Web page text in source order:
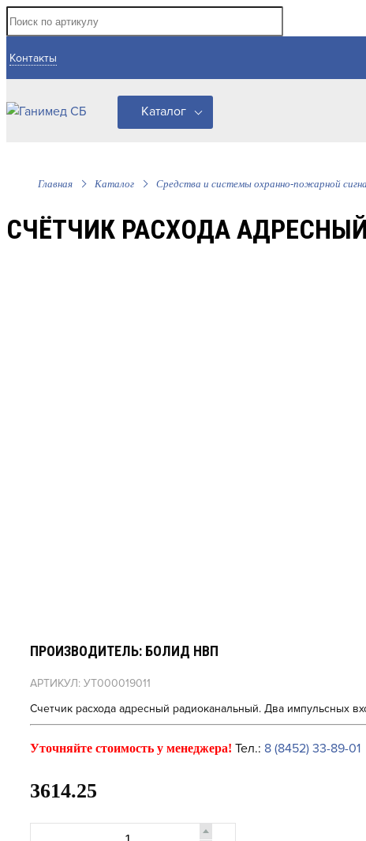
Контакты
Каталог
Главная Каталог Средства и системы охранно-пожарной
СЧЁТЧИК РАСХОДА
ПРОИЗВОДИТЕЛЬ: БОЛИД НВП
АРТИКУЛ: УТ000019011
Счетчик расхода адресный радиоканальный. Два импульсных
Уточняйте стоимость у менеджера! Тел.: 8 (8452) 33-89-01
3614.25